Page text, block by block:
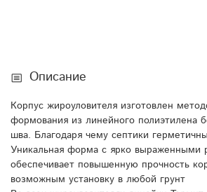
Описание
Корпус жироуловителя изготовлен
формования из линейного полиэтилена
шва. Благодаря чему септики
Уникальная форма с ярко выраженными
обеспечивает повышенную прочность
возможным установку в любой грунт